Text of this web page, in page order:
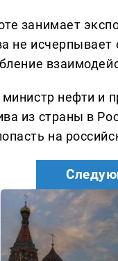
занимает
не
нефти и
из страны в
на